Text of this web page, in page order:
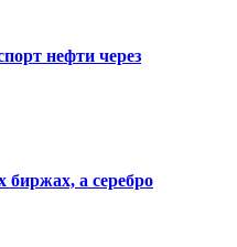
нефти через
биржах, а серебро